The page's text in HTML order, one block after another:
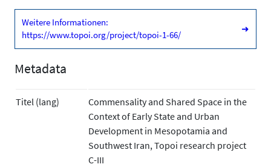
Weitere Informationen:
https://www.topoi.org/project/topoi-1-66/
➜
Metadata
Titel (lang)
Commensality and Shared Space in the
Context of Early State and Urban
Development in Mesopotamia and
Southwest Iran, Topoi research project
C-III